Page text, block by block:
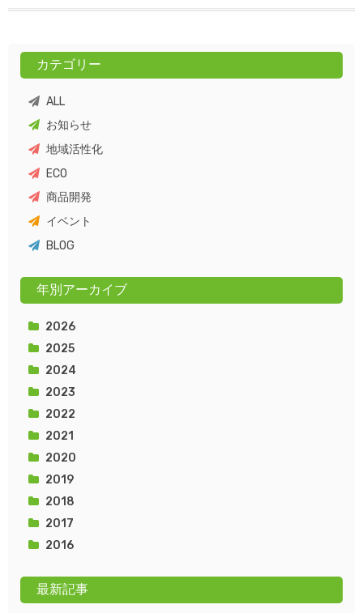
カテゴリー
ALL
お知らせ
地域活性化
ECO
商品開発
イベント
BLOG
年別アーカイブ
2026
2025
2024
2023
2022
2021
2020
2019
2018
2017
2016
最新記事